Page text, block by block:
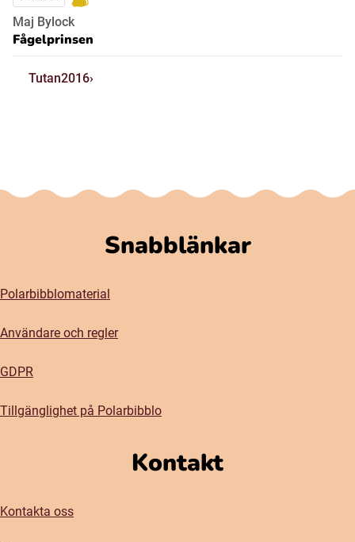
Maj Bylock
Fågelprinsen
Tutan2016
Snabblänkar
Polarbibblomaterial
Användare och regler
GDPR
Tillgänglighet på Polarbibblo
Kontakt
Kontakta oss